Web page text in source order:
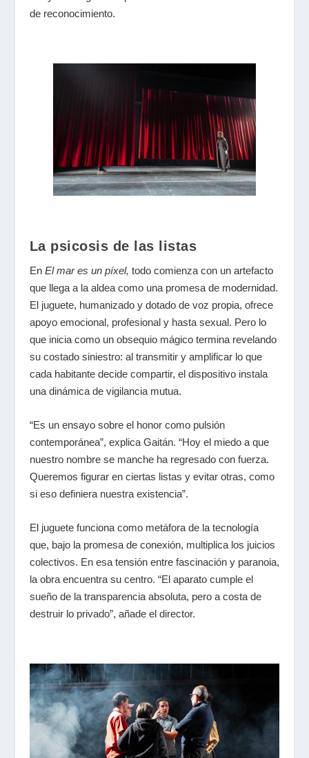
de reconocimiento.
La psicosis de las listas
En El mar es un píxel, todo comienza con un artefacto
que llega a la aldea como una promesa de modernidad.
El juguete, humanizado y dotado de voz propia, ofrece
apoyo emocional, profesional y hasta sexual. Pero lo
que inicia como un obsequio mágico termina revelando
su costado siniestro: al transmitir y amplificar lo que
cada habitante decide compartir, el dispositivo instala
una dinámica de vigilancia mutua.
“Es un ensayo sobre el honor como pulsión
contemporánea”, explica Gaitán. “Hoy el miedo a que
nuestro nombre se manche ha regresado con fuerza.
Queremos figurar en ciertas listas y evitar otras, como
si eso definiera nuestra existencia”.
El juguete funciona como metáfora de la tecnología
que, bajo la promesa de conexión, multiplica los juicios
colectivos. En esa tensión entre fascinación y paranoia,
la obra encuentra su centro. “El aparato cumple el
sueño de la transparencia absoluta, pero a costa de
destruir lo privado”, añade el director.